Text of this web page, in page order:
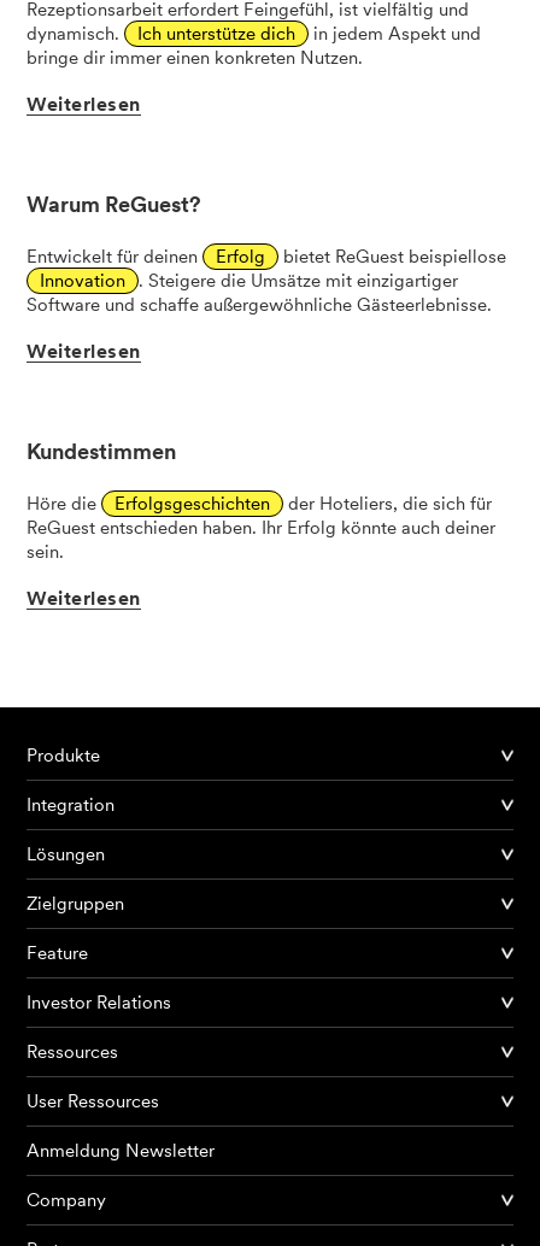
Rezeptionsarbeit erfordert Feingefühl, ist vielfältig und
dynamisch.
Ich unterstütze dich
in jedem Aspekt und
bringe dir immer einen konkreten Nutzen.
Weiterlesen
Warum ReGuest?
Entwickelt für deinen Erfolg
bietet ReGuest beispiellose
Innovation
. Steigere die Umsätze mit einzigartiger
Software und schaffe außergewöhnliche Gästeerlebnisse.
Weiterlesen
Kundestimmen
Höre die Erfolgsgeschichten
der Hoteliers, die sich für
ReGuest entschieden haben. Ihr Erfolg könnte auch deiner
sein.
Weiterlesen
Produkte
Integration
Lösungen
Zielgruppen
Feature
Investor Relations
Ressources
User Ressources
Anmeldung Newsletter
Company